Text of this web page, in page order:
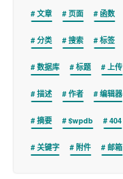
文章 页面 函数
分类 搜索 标签
数据库 标题 上传
描述 作者 编辑器
摘要 $wpdb 404
关键字 附件 邮箱